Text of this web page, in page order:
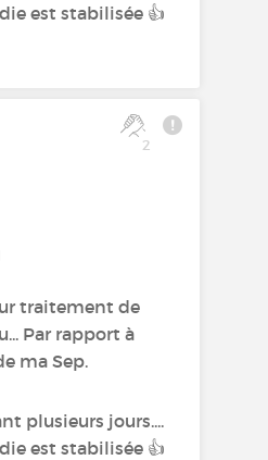
est stabilisée 👍
2
traitement de
Par rapport à
ma Sep.
plusieurs jours....
est stabilisée 👍